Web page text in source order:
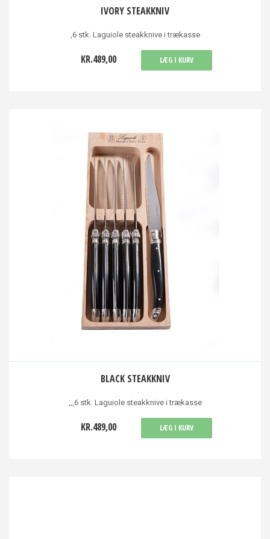
IVORY STEAKKNIV
,6 stk. Laguiole steakknive i trækasse
KR.489,00 LÆG I KURV
BLACK STEAKKNIV
,,,6 stk. Laguiole steakknive i trækasse
KR.489,00 LÆG I KURV